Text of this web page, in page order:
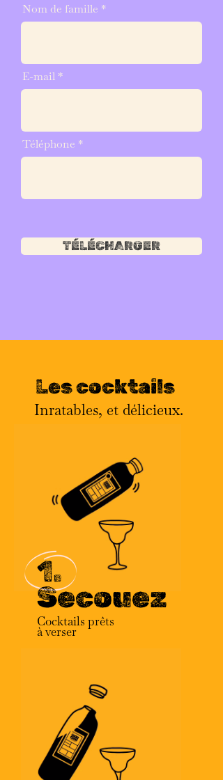
Nom de famille
E-mail
Téléphone
TÉLÉCHARGER
Les cocktails
Inratables, et délicieux.
1.
Secouez
Cocktails prêts
à verser